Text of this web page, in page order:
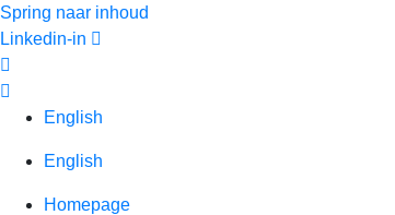
Spring naar inhoud
Linkedin-in
English
English
Homepage